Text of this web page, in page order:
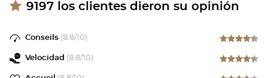
9197 los clientes dieron su opinión
Conseils (8.8/10)
Velocidad (8.8/10)